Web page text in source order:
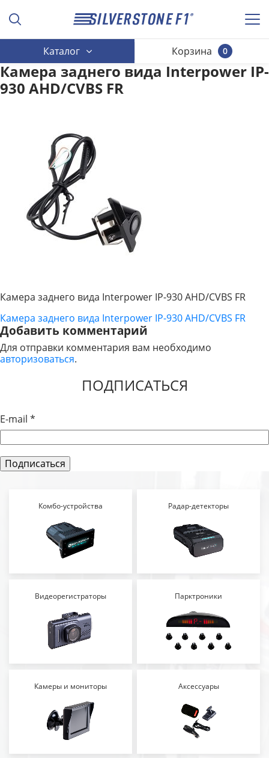
Каталог 0
Корзина
Камера заднего вида Interpower IP-
930 AHD/CVBS FR
Камера заднего вида Interpower IP-930 AHD/CVBS FR
НАВИГАЦИЯ
ПО
ЗАПИСЯМ
Камера заднего вида Interpower IP-930 AHD/CVBS FR
Добавить комментарий
Для отправки комментария вам необходимо
авторизоваться.
ПОДПИСАТЬСЯ
E-mail *
Комбо-устройства Радар-детекторы
Видеорегистраторы Парктроники
Камеры и мониторы Аксессуары